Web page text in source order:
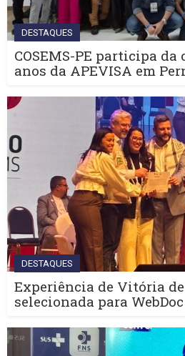
DESTAQUES
COSEMS-PE participa da
anos da APEVISA em
DESTAQUES
Experiência de Vitória
selecionada para